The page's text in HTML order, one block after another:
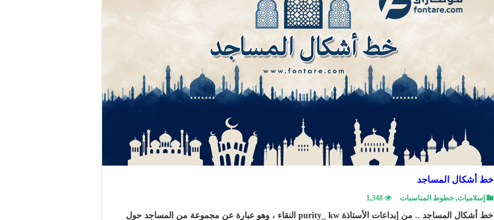
خط أشكال المساجد
إسلاميات, خطوط المناسبات 1,348
خط أشكال المساجد .. من إبداعات الأستاذة purity_ kw النقاء ، وهو عبارة عن مجموعة من المساجد حول